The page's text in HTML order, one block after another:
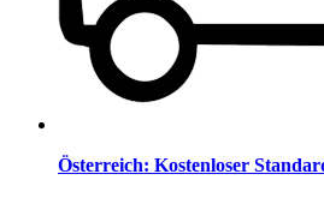
Österreich: Kostenloser